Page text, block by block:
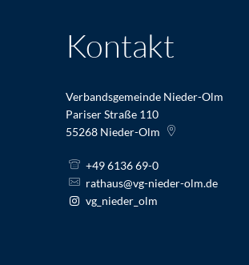
Kontakt
Verbandsgemeinde Nieder-Olm
Pariser Straße 110
55268 Nieder-Olm
+49 6136 69-0
rathaus@vg-nieder-olm.de
vg_nieder_olm